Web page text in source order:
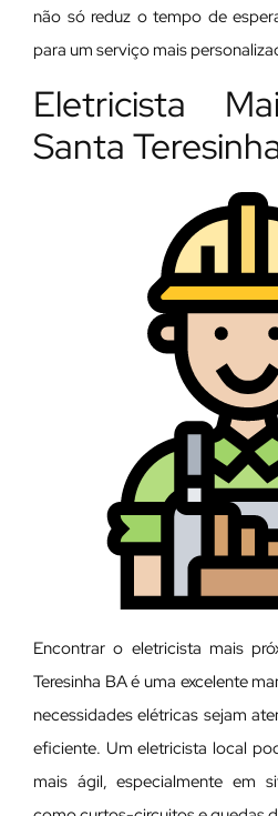
não só reduz o tempo de
para um serviço mais
Eletricista
Santa
Encontrar o eletricista mais
Teresinha BA é uma excelente
necessidades elétricas sejam
eficiente. Um eletricista local
mais ágil, especialmente em